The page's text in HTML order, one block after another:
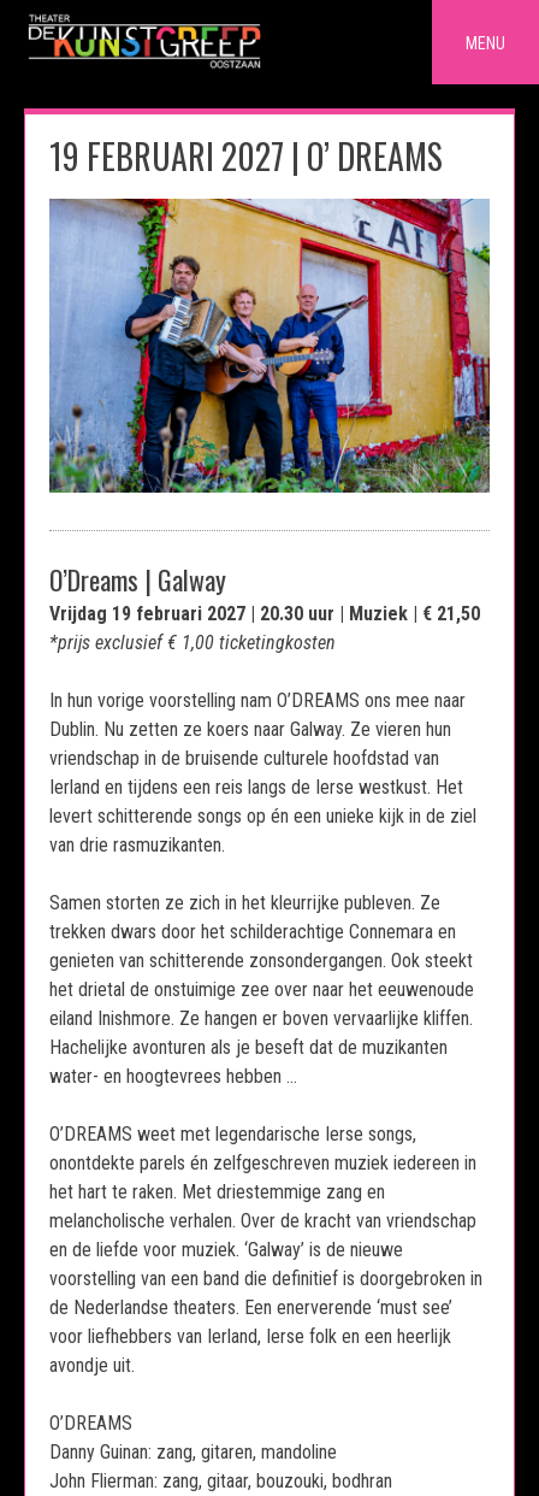
Skip
MENU
19 FEBRUARI 2027 | O’ DREAMS
O’Dreams | Galway
Vrijdag 19 februari 2027 | 20.30 uur | Muziek | € 21,50
*prijs exclusief € 1,00 ticketingkosten
In hun vorige voorstelling nam O’DREAMS ons mee naar
Dublin. Nu zetten ze koers naar Galway. Ze vieren hun
vriendschap in de bruisende culturele hoofdstad van
Ierland en tijdens een reis langs de Ierse westkust. Het
levert schitterende songs op én een unieke kijk in de ziel
van drie rasmuzikanten.
Samen storten ze zich in het kleurrijke publeven. Ze
trekken dwars door het schilderachtige Connemara en
genieten van schitterende zonsondergangen. Ook steekt
het drietal de onstuimige zee over naar het eeuwenoude
eiland Inishmore. Ze hangen er boven vervaarlijke kliffen.
Hachelijke avonturen als je beseft dat de muzikanten
water- en hoogtevrees hebben …
O’DREAMS weet met legendarische Ierse songs,
onontdekte parels én zelfgeschreven muziek iedereen in
het hart te raken. Met driestemmige zang en
melancholische verhalen. Over de kracht van vriendschap
en de liefde voor muziek. ‘Galway’ is de nieuwe
voorstelling van een band die definitief is doorgebroken in
de Nederlandse theaters. Een enerverende ‘must see’
voor liefhebbers van Ierland, Ierse folk en een heerlijk
avondje uit.
O’DREAMS
Danny Guinan: zang, gitaren, mandoline
John Flierman: zang, gitaar, bouzouki, bodhran